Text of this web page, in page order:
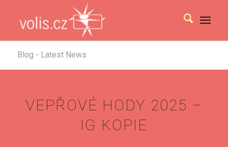
Blog - Latest News
VEPŘOVÉ HODY 2025 –
IG KOPIE